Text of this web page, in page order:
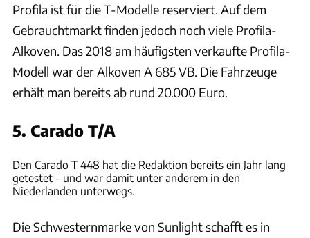
Profila ist für die T-Modelle reserviert. Auf dem
Gebrauchtmarkt finden jedoch noch viele Profila-
Alkoven. Das 2018 am häufigsten verkaufte Profila-
Modell war der Alkoven A 685 VB. Die Fahrzeuge
erhält man bereits ab rund 20.000 Euro.
5. Carado T/A
Den Carado T 448 hat die Redaktion bereits ein Jahr lang
getestet - und war damit unter anderem in den
Niederlanden unterwegs.
Die Schwesternmarke von Sunlight schafft es in